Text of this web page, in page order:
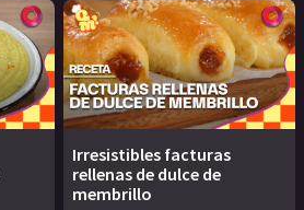
Irresistibles facturas
rellenas de dulce de
membrillo